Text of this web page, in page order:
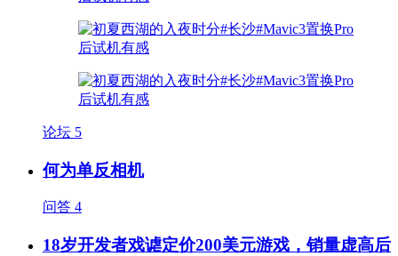
论坛 5
何为单反相机
问答 4
18岁开发者戏谑定价200美元游戏，销量虚高后